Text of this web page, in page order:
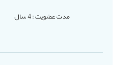
مدت عضویت : 4 سال